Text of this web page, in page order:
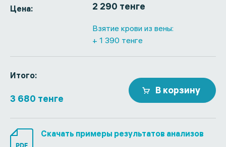
Цена: 2 290 тенге
Взятие крови из вены:
+ 1 390 тенге
Итого:
3 680 тенге
В корзину
Скачать примеры результатов анализов